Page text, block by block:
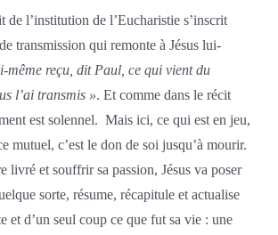
de l’institution de l’Eucharistie s’inscrit
transmission qui remonte à Jésus lui-
même reçu, dit Paul, ce qui vient du
l’ai transmis ». Et comme dans le récit
est solennel. Mais ici, ce qui est en jeu,
mutuel, c’est le don de soi jusqu’à mourir.
livré et souffrir sa passion, Jésus va poser
sorte, résume, récapitule et actualise
et d’un seul coup ce que fut sa vie : une